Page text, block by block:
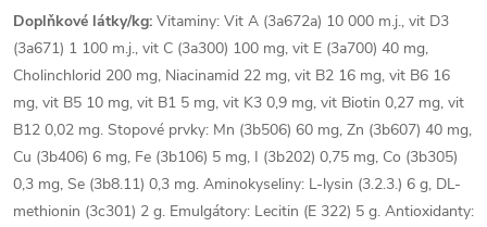
Doplňkové látky/kg: Vitaminy: Vit A (3a672a) 10 000 m.j., vit D3
(3a671) 1 100 m.j., vit C (3a300) 100 mg, vit E (3a700) 40 mg,
Cholinchlorid 200 mg, Niacinamid 22 mg, vit B2 16 mg, vit B6 16
mg, vit B5 10 mg, vit B1 5 mg, vit K3 0,9 mg, vit Biotin 0,27 mg, vit
B12 0,02 mg. Stopové prvky: Mn (3b506) 60 mg, Zn (3b607) 40 mg,
Cu (3b406) 6 mg, Fe (3b106) 5 mg, I (3b202) 0,75 mg, Co (3b305)
0,3 mg, Se (3b8.11) 0,3 mg. Aminokyseliny: L-lysin (3.2.3.) 6 g, DL-
methionin (3c301) 2 g. Emulgátory: Lecitin (E 322) 5 g. Antioxidanty: